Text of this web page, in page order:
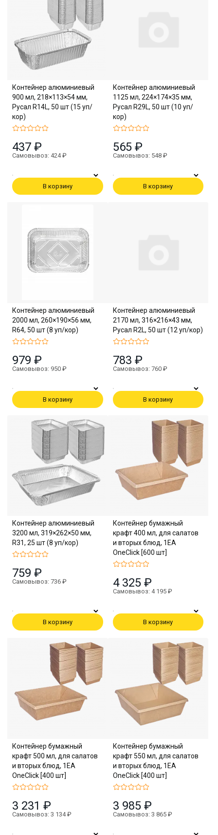
Контейнер алюминиевый
900 мл, 218×113×54 мм,
Русал R14L, 50 шт (15 уп/
кор)
437 ₽
Самовывоз: 424 ₽
В корзину
Контейнер алюминиевый
1125 мл, 224×174×35 мм,
Русал R29L, 50 шт (10 уп/
кор)
565 ₽
Самовывоз: 548 ₽
В корзину
Контейнер алюминиевый
2000 мл, 260×190×56 мм,
R64, 50 шт (8 уп/кор)
979 ₽
Самовывоз: 950 ₽
В корзину
Контейнер алюминиевый
2170 мл, 316×216×43 мм,
Русал R2L, 50 шт (12 уп/кор)
783 ₽
Самовывоз: 760 ₽
В корзину
Контейнер алюминиевый
3200 мл, 319×262×50 мм,
R31, 25 шт (8 уп/кор)
759 ₽
Самовывоз: 736 ₽
В корзину
Контейнер бумажный
крафт 400 мл, для салатов
и вторых блюд, 1EA
OneClick [600 шт]
4 325 ₽
Самовывоз: 4 195 ₽
В корзину
Контейнер бумажный
крафт 500 мл, для салатов
и вторых блюд, 1EA
OneClick [400 шт]
3 231 ₽
Самовывоз: 3 134 ₽
Контейнер бумажный
крафт 550 мл, для салатов
и вторых блюд, 1EA
OneClick [400 шт]
3 985 ₽
Самовывоз: 3 865 ₽